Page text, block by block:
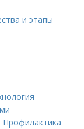
и этапы